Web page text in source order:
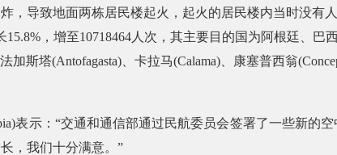
，导致地面两栋居民楼起火，起火的居民楼内当时没有人
15.8% ，增至10718464 人次，其主要目的国为阿根廷、巴
法加斯塔(Antofagasta) 、卡拉马(Calama) 、康塞普西翁
表示： “交通和通信部通过民航委员会签署了一些新的
，我们十分满意。 ”